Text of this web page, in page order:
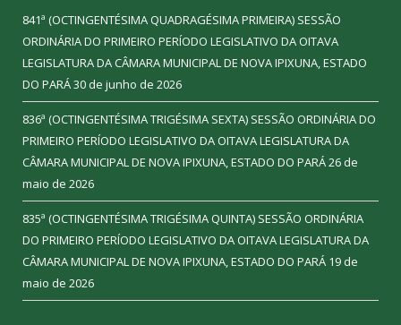
841ª (OCTINGENTÉSIMA QUADRAGÉSIMA PRIMEIRA) SESSÃO
ORDINÁRIA DO PRIMEIRO PERÍODO LEGISLATIVO DA OITAVA
LEGISLATURA DA CÂMARA MUNICIPAL DE NOVA IPIXUNA, ESTADO
DO PARÁ30 de junho de 2026
836ª (OCTINGENTÉSIMA TRIGÉSIMA SEXTA) SESSÃO ORDINÁRIA DO
PRIMEIRO PERÍODO LEGISLATIVO DA OITAVA LEGISLATURA DA
CÂMARA MUNICIPAL DE NOVA IPIXUNA, ESTADO DO PARÁ26 de
maio de 2026
835ª (OCTINGENTÉSIMA TRIGÉSIMA QUINTA) SESSÃO ORDINÁRIA
DO PRIMEIRO PERÍODO LEGISLATIVO DA OITAVA LEGISLATURA DA
CÂMARA MUNICIPAL DE NOVA IPIXUNA, ESTADO DO PARÁ 19 de
maio de 2026